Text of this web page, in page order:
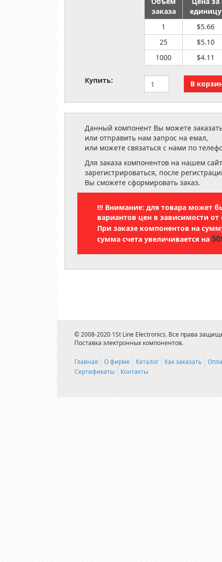
заказа
единицу
1
$5.66
25
$5.10
1000
$4.11
Купить:
Данный компонент Вы можете
или отправить нам запрос на емал,
или можете связаться с нами по
Для заказа компонентов на нашем
зарегистрироваться, после
Вы сможете сформировать заказ.
!!! Внимание: для товара может
вариантов цен в зависимости от
При заказе компонентов на
сумма счета увеличивается на
© 2008-2020 1St Line Electronics. Все права
Поставка электронных компонентов.
Главная О фирме Каталог Как заказать
Сертификаты
Контакты